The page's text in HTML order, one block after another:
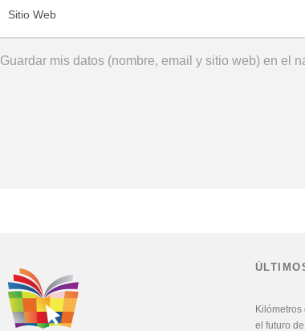
Guardar mis datos (nombre, email y sitio web) en el
el futuro